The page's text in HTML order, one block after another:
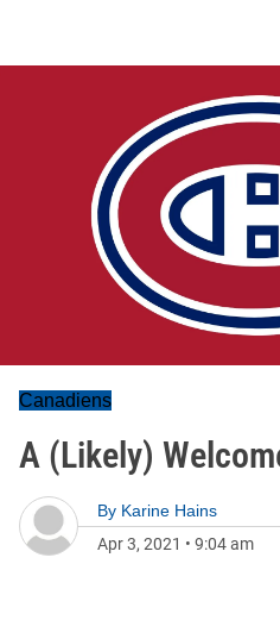
Canadiens
A (Likely)
By Karine Hains
Apr 3, 2021 • 9:04 am